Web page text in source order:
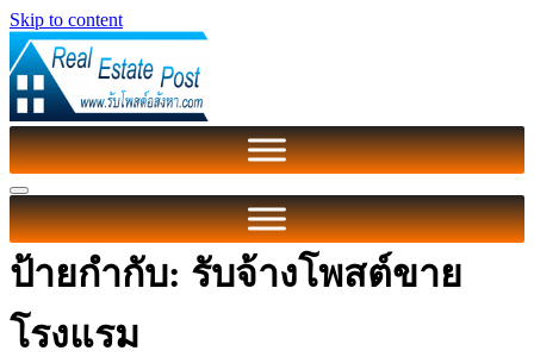
Skip to content
ป้ายกำกับ: รับจ้างโพสต์ขาย
โรงแรม